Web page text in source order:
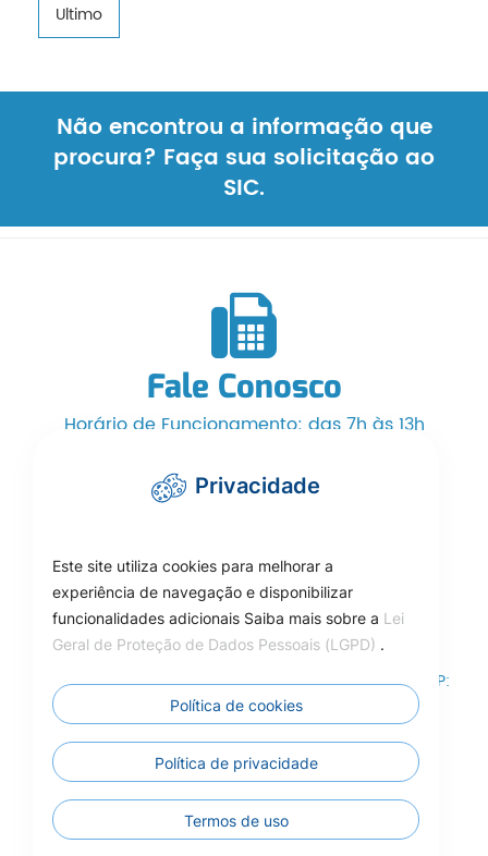
Ultimo
Não encontrou a informação que
procura? Faça sua solicitação ao
SIC.
Fale Conosco
Horário de Funcionamento: das 7h às 13h
cmcarlinda@hotmail.com
Como Chegar
Rua das Adálias, nº 646, Centro de Carlinda-MT – CEP:
78587-000
Câmara Municipal de Carlinda - MT
Privacidade
Este site utiliza cookies para melhorar a
experiência de navegação e disponibilizar
funcionalidades adicionais Saiba mais sobre a Lei
Geral de Proteção de Dados Pessoais (LGPD) .
Política de cookies
Política de privacidade
Termos de uso